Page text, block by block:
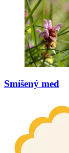
Smíšený med